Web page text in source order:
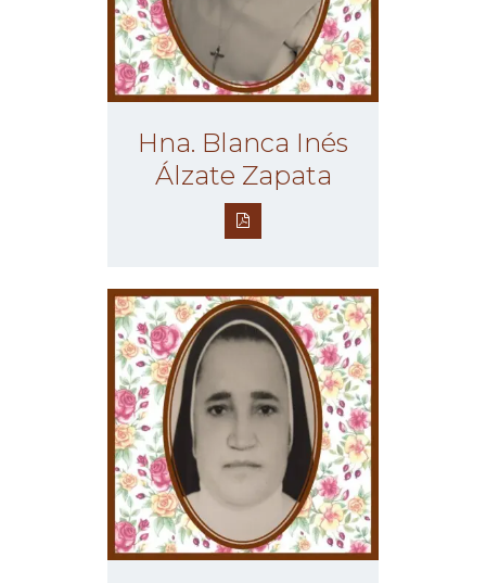
Hna. Blanca Inés
Álzate Zapata